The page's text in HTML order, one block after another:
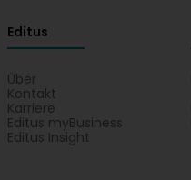
Editus
Über
Kontakt
Karriere
Editus myBusiness
Editus Insight